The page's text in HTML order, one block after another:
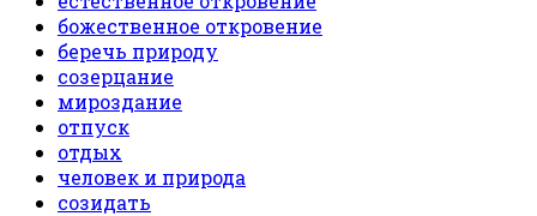
божественное откровение
беречь природу
созерцание
мироздание
отпуск
отдых
человек и природа
созидать